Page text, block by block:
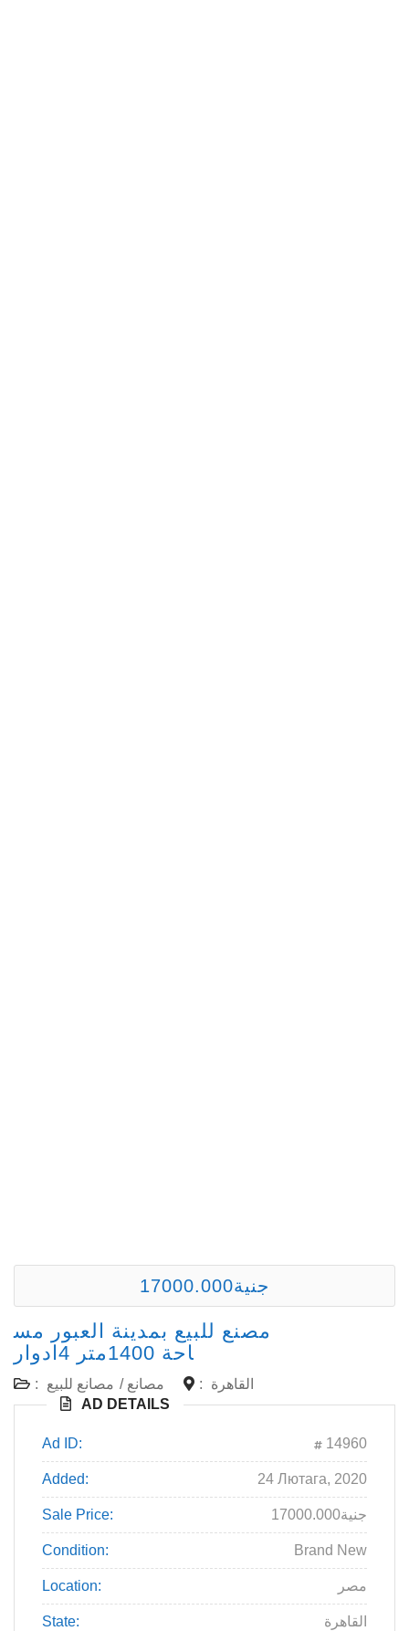
17000.000جنية
مصنع للبيع بمدينة العبور مس
احة 1400متر 4ادوار
: مصانع / مصانع للبيع :
القاهرة
AD DETAILS
Ad ID: 14960
Added: 24 Лютага, 2020
Sale Price: 17000.000جنية
Condition: Brand New
Location: مصر
State: القاهرة